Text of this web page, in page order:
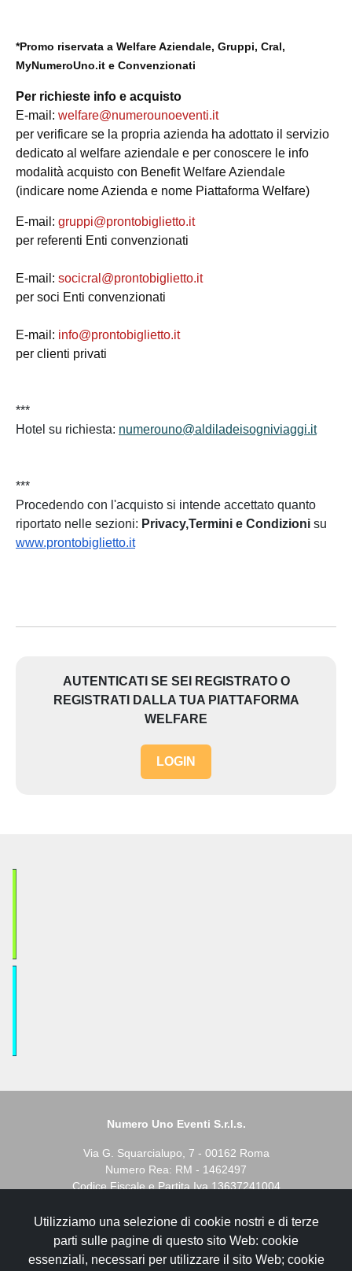
*Promo riservata a Welfare Aziendale, Gruppi, Cral,
MyNumeroUno.it e Convenzionati
Per richieste info e acquisto
E-mail: welfare@numerounoeventi.it
per verificare se la propria azienda ha adottato il servizio
dedicato al welfare aziendale e per conoscere le info
modalità acquisto con Benefit Welfare Aziendale
(indicare nome Azienda e nome Piattaforma Welfare)
E-mail: gruppi@prontobiglietto.it
per referenti Enti convenzionati
E-mail: socicral@prontobiglietto.it
per soci Enti convenzionati
E-mail: info@prontobiglietto.it
per clienti privati
***
Hotel su richiesta: numerouno@aldiladeisogniviaggi.it
***
Procedendo con l'acquisto si intende accettato quanto
riportato nelle sezioni: Privacy,Termini e Condizioni su
www.prontobiglietto.it
AUTENTICATI SE SEI REGISTRATO O
REGISTRATI DALLA TUA PIATTAFORMA
WELFARE
LOGIN
Numero Uno Eventi S.r.l.s.
Via G. Squarcialupo, 7 - 00162 Roma
Numero Rea: RM - 1462497
Codice Fiscale e Partita Iva 13637241004
Prontobilgietto s.a.s.
- C.F. e P.IVA 110071001009
Utilizziamo una selezione di cookie nostri e di terze
parti sulle pagine di questo sito Web: cookie
essenziali, necessari per utilizzare il sito Web; cookie